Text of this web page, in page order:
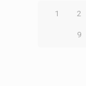
1 2
9